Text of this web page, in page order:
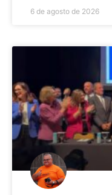
6 de agosto de 2026